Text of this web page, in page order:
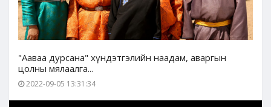
"Ааваа дурсана" хүндэтгэлийн наадам, аваргын
цолны мялаалга...
2022-09-05 13:31:34